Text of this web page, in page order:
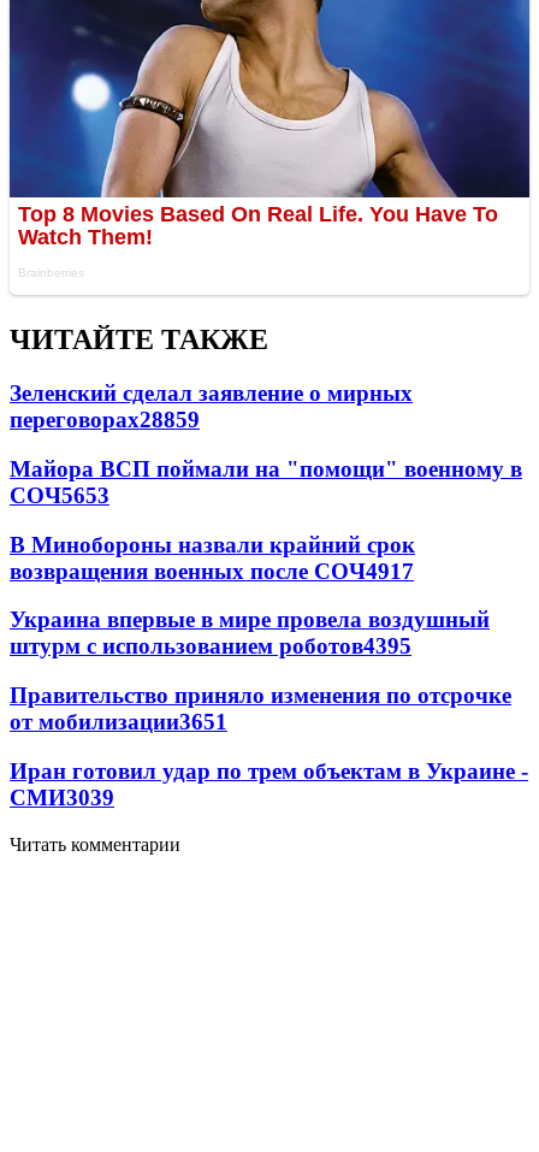
ЧИТАЙТЕ ТАКЖЕ
Зеленский сделал заявление о мирных
переговорах28859
Майора ВСП поймали на "помощи" военному в
СОЧ5653
В Минобороны назвали крайний срок
возвращения военных после СОЧ4917
Украина впервые в мире провела воздушный
штурм с использованием роботов4395
Правительство приняло изменения по отсрочке
от мобилизации3651
Иран готовил удар по трем объектам в Украине -
СМИ3039
Читать комментарии